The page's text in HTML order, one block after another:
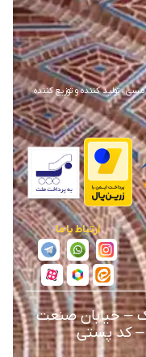
تولید کننده و توزیع کننده
ارتباط با ما
–خیابان صنعت
494 – کد پستی